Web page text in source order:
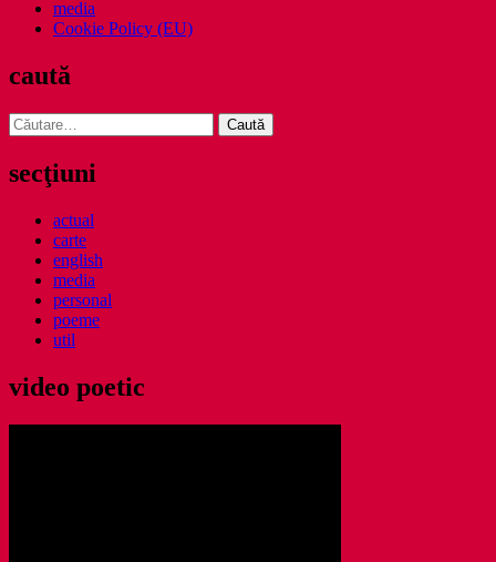
media
Cookie Policy (EU)
caută
Caută
după:
secţiuni
actual
carte
english
media
personal
poeme
util
video poetic